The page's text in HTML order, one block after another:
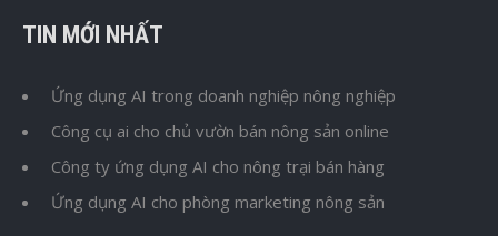
TIN MỚI NHẤT
Ứng dụng AI trong doanh nghiệp nông nghiệp
Công cụ ai cho chủ vườn bán nông sản online
Công ty ứng dụng AI cho nông trại bán hàng
Ứng dụng AI cho phòng marketing nông sản